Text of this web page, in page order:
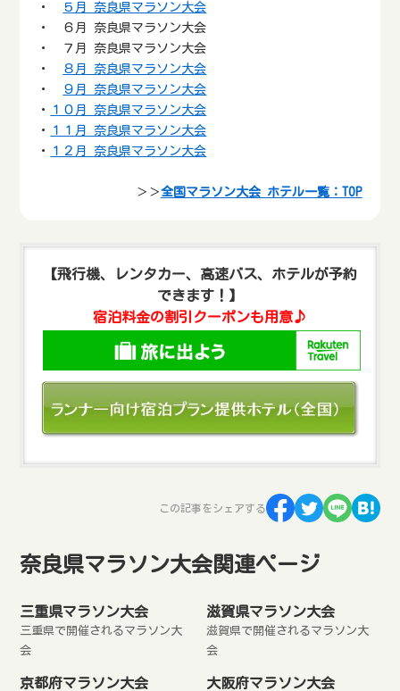
・
５月 奈良県マラソン大会
・ ６月 奈良県マラソン大会
・ ７月 奈良県マラソン大会
・
８月 奈良県マラソン大会
・
９月 奈良県マラソン大会
・
１０月 奈良県マラソン大会
・
１１月 奈良県マラソン大会
・
１２月 奈良県マラソン大会
＞＞全国マラソン大会 ホテル一覧：TOP
【飛行機、レンタカー、高速バス、ホテルが予約
できます！】
宿泊料金の割引クーポンも用意♪
この記事をシェアする
奈良県マラソン大会関連ページ
三重県マラソン大会
三重県で開催されるマラソン大
会
滋賀県マラソン大会
滋賀県で開催されるマラソン大
会
京都府マラソン大会 大阪府マラソン大会